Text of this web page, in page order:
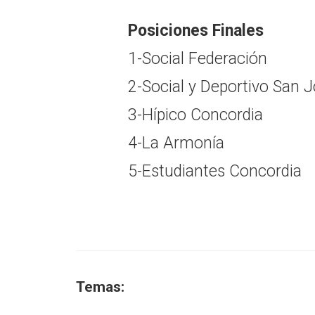
Posiciones Finales
1-Social Federación
2-Social y Deportivo San
3-Hípico Concordia
4-La Armonía
5-Estudiantes Concordia
Temas: